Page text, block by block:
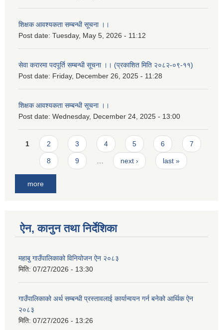
शिक्षक आवश्यकता सम्बन्धी सूचना ।।
Post date: Tuesday, May 5, 2026 - 11:12
सेवा करारमा पदपूर्ति सम्बन्धी सूचना ।। (प्रकाशित मिति २०८२-०९-११)
Post date: Friday, December 26, 2025 - 11:28
शिक्षक आवश्यकता सम्बन्धी सूचना ।।
Post date: Wednesday, December 24, 2025 - 13:00
Pages
1 2 3 4 5 6 7
8 9 next › last »
more
ऐन, कानुन तथा निर्देशिका
महाबु गाउँपालिकाको विनियोजन ऐन २०८३
मिति: 07/27/2026 - 13:30
गाउँपालिकाको अर्थ सम्बन्धी प्रस्तावलाई कार्यान्वयन गर्न बनेको आर्थिक ऐन
२०८३
मिति: 07/27/2026 - 13:26